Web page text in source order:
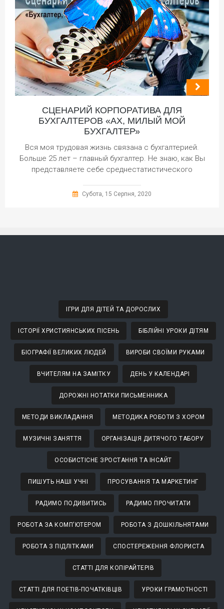
СЦЕНАРИЙ КОРПОРАТИВА ДЛЯ
БУХГАЛТЕРОВ «АХ, МИЛЫЙ МОЙ
БУХГАЛТЕР»
Вся моя трудовая жизнь связана с бухгалтерией.
Больше 25 лет – главный бухгалтер. Не знаю, как Вы
представляете себе среднестатистического
Субота, 15 Серпня, 2020
ІГРИ ДЛЯ ДІТЕЙ ТА ДОРОСЛИХ
ІСТОРІЇ ХРИСТИЯНСЬКИХ ПІСЕНЬ БІБЛІЙНІ УРОКИ ДІТЯМ
БІОГРАФІЇ ВЕЛИКИХ ЛЮДЕЙ ВИРОБИ СВОЇМИ РУКАМИ
ВЧИТЕЛЯМ НА ЗАМІТКУ ДЕНЬ У КАЛЕНДАРІ
ДОРОЖНІ НОТАТКИ ПИСЬМЕННИКА
МЕТОДИ ВИКЛАДАННЯ МЕТОДИКА РОБОТИ З ХОРОМ
МУЗИЧНІ ЗАНЯТТЯ ОРГАНІЗАЦІЯ ДИТЯЧОГО ТАБОРУ
ОСОБИСТІСНЕ ЗРОСТАННЯ ТА ІНСАЙТ
ПИШУТЬ НАШІ УЧНІ ПРОСУВАННЯ ТА МАРКЕТИНГ
РАДИМО ПОДИВИТИСЬ РАДИМО ПРОЧИТАТИ
РОБОТА ЗА КОМП'ЮТЕРОМ РОБОТА З ДОШКІЛЬНЯТАМИ
РОБОТА З ПІДЛІТКАМИ СПОСТЕРЕЖЕННЯ ФЛОРИСТА
СТАТТІ ДЛЯ КОПІРАЙТЕРІВ
СТАТТІ ДЛЯ ПОЕТІВ-ПОЧАТКІВЦІВ УРОКИ ГРАМОТНОСТІ